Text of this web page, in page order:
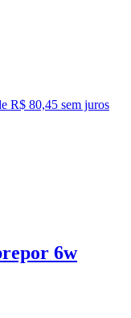
R$ 80,45 sem juros
6w